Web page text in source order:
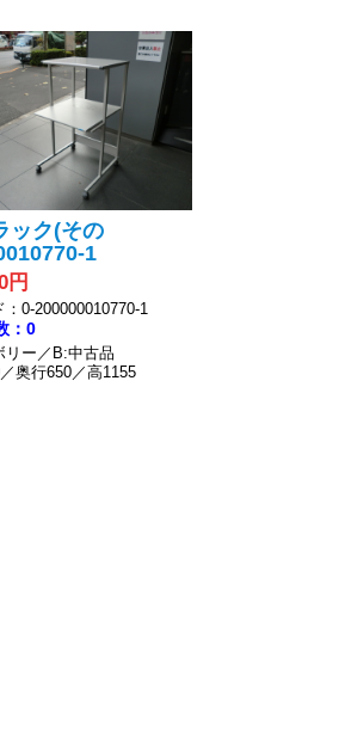
ック(その
1
円
：0-200000010770-1
：0
リー／B:中古品
奥行650／高1155